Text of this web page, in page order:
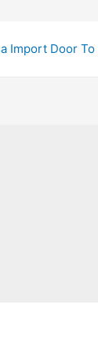
Import Door